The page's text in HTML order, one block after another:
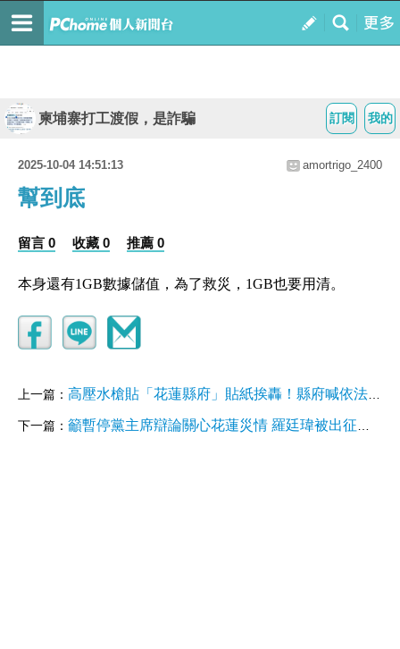
我的
訂閱
柬埔寨打工渡假，是詐騙
2025-10-04 14:51:13 amortrigo_2400
幫到底
留言 0 收藏 0 推薦 0
本身還有1GB數據儲值，為了救災，1GB也要用清。
上一篇： 高壓水槍貼「花蓮縣府」貼紙挨轟！縣府喊依法採購：已請律師提告
下一篇： 籲暫停黨主席辯論關心花蓮災情 羅廷瑋被出征罵翻